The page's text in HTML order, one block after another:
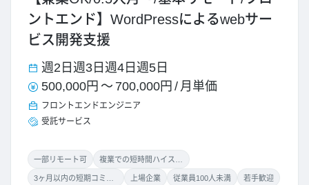
ントエンド】WordPressによるwebサー
ビス開発支援
週2日 週3日 週4日 週5日
500,000円 ～ 700,000円 / 月単価
フロントエンドエンジニア
受託サービス
一部リモート可
上場企業 従業員100人未満 若手歓迎